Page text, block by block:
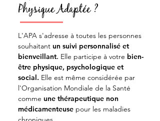
Physique Adaptée ?
L'APA s'adresse à toutes les personnes
souhaitant un suivi personnalisé et
bienveillant. Elle participe à votre bien-
être physique, psychologique et
social. Elle est même considérée par
l'Organisation Mondiale de la Santé
comme une thérapeutique non
médicamenteuse pour les maladies